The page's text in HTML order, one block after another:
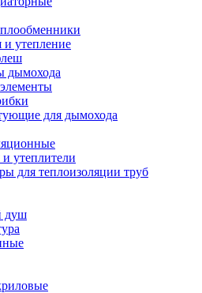
и утепление
дымохода
для дымохода
утеплители
для теплоизоляции труб
душ